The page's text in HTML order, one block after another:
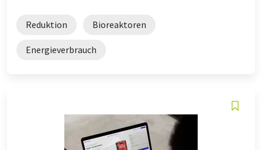
Reduktion Bioreaktoren
Energieverbrauch